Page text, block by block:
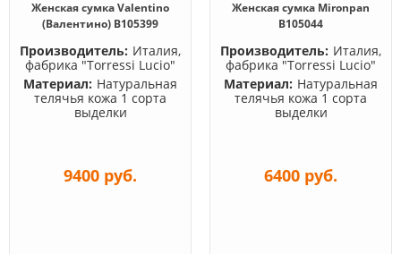
Женская сумка Valentino
(Валентино) B105399
Производитель: Италия,
фабрика "Torressi Lucio"
Материал: Натуральная
телячья кожа 1 сорта
выделки
9400 руб.
Женская сумка Mironpan
B105044
Производитель: Италия,
фабрика "Torressi Lucio"
Материал: Натуральная
телячья кожа 1 сорта
выделки
6400 руб.